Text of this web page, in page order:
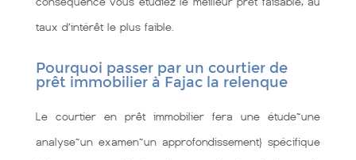
taux d’intérêt le plus faible.
Pourquoi passer par un courtier de
prêt immobilier à Fajac la relenque
Le courtier en prêt immobilier fera une étude~une
analyse~un examen~un approfondissement} spécifique